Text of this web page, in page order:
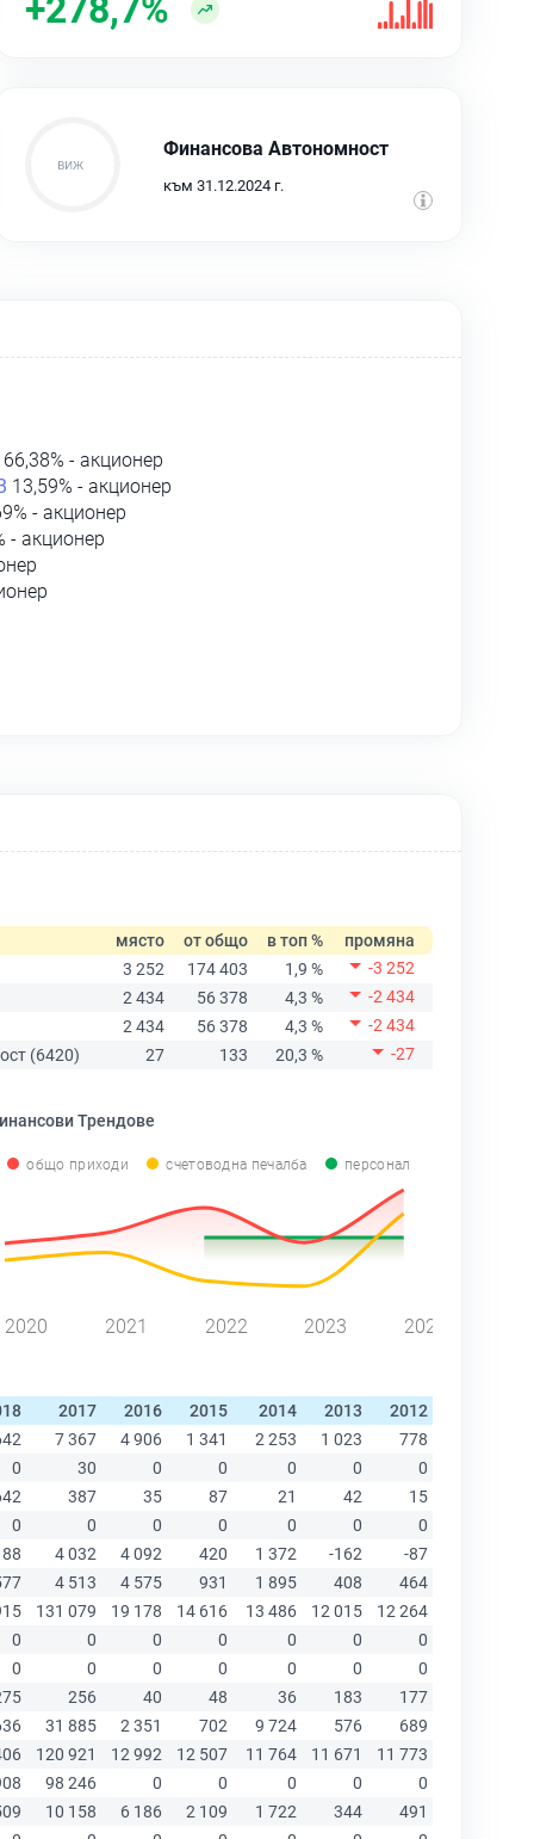
+278,7%
Финансова Автономност
към 31.12.2024 г.
66,38% - акционер
13,59% - акционер
- акционер
- акционер
място от общо в топ %
промяна
3 252
174 403 1,9 %
-3 252
2 434
56 378 4,3 %
-2 434
2 434
56 378 4,3 %
-2 434
(6420)
27 133 20,3 % -27
Трендове
общо приходи счетоводна печалба персонал
2020 2021 2022 2023 2024
2017 2016 2015 2014 2013 2012